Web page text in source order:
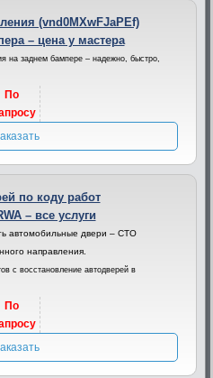
(vnd0MXwFJaPEf)
– цена у мастера
на заднем бампере – надежно, быстро,
По
по коду работ
– все услуги
автомобильные двери – СТО
направления.
с восстановление автодверей в
По